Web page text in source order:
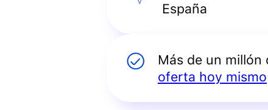
España
Más de un
oferta hoy mismo